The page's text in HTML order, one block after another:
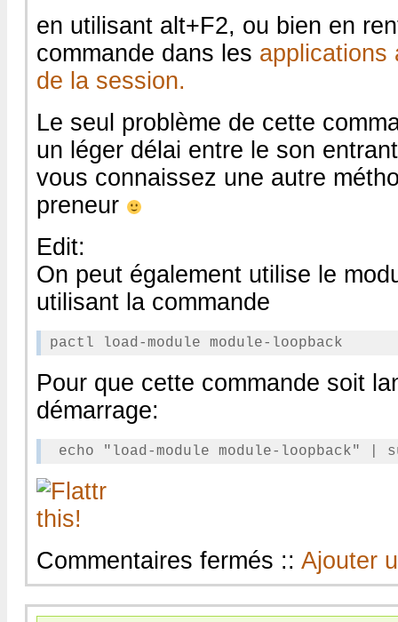
en utilisant alt+F2, ou bien en
commande dans les applications
de la session.
Le seul problème de cette
un léger délai entre le son
vous connaissez une autre
preneur
Edit:
On peut également utilise le
utilisant la commande
Pour que cette commande soit
démarrage:
Commentaires fermés sur
Ubuntu
–
Rediriger
l’entrée
:: Ajouter